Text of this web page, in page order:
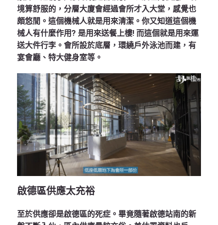
境算舒服的，分層大廈會經過會所才入大堂，感覺也
頗悠閒。這個機械人就是用來清潔。你又知道這個機
械人有什麼作用? 是用來送餐上樓! 而這個就是用來運
送大件行李。會所設於底層，環繞戶外泳池而建，有
宴會廳、特大健身室等。
啟德區供應太充裕
至於供應卻是啟德區的死症。畢竟隨著啟德站南的新